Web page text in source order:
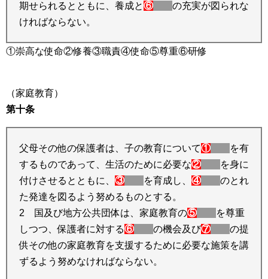
期せられるとともに、養成と⑥
の充実が図られな
ければならない。
①崇高な使命②修養③職責④使命⑤尊重⑥研修
（家庭教育）
第十条
父母その他の保護者は、子の教育について①
を有
するものであって、生活のために必要な②
を身に
付けさせるとともに、 ③ を育成し、 ④
のとれ
た発達を図るよう努めるものとする。
2 国及び地方公共団体は、家庭教育の⑤
を尊重
しつつ、保護者に対する⑥ の機会及び⑦
の提
供その他の家庭教育を支援するために必要な施策を講
ずるよう努めなければならない。